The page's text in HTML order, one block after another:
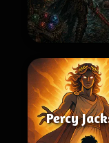
Percy